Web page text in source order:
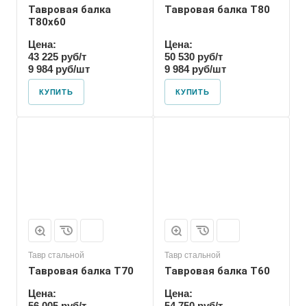
Тавровая балка
T80х60
Цена:
43 225 руб/т
9 984 руб/шт
КУПИТЬ
Тавровая балка T80
Цена:
50 530 руб/т
9 984 руб/шт
КУПИТЬ
Тавр стальной
Тавровая балка T70
Цена:
Тавр стальной
Тавровая балка T60
Цена: